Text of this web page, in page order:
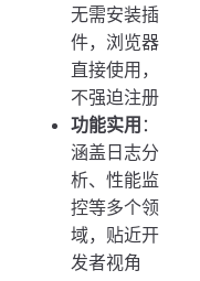
无需安装插
件，浏览器
直接使用，
不强迫注册
功能实用 ：
涵盖日志分
析、性能监
控等多个领
域，贴近开
发者视角